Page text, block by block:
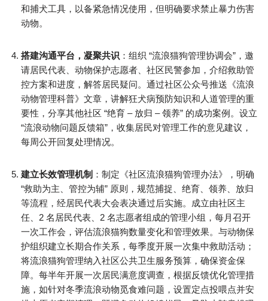
和捕犬工具，以备紧急情况使用，但明确要求禁止暴力伤害
动物。​
搭建沟通平台，凝聚共识 ：组织 “流浪猫狗管理协调会”，邀
请居民代表、动物保护志愿者、社区民警参加，介绍救助管
控方案和进度，解答居民疑问。通过社区公众号推送《流浪
动物管理科普》文章，讲解狂犬病预防知识和人道管理的重
要性，分享其他社区 “绝育 – 放归 – 领养” 的成功案例。设立
“流浪动物问题反馈箱”，收集居民对管理工作的意见建议，
每周公开回复处理情况。​
建立长效管理机制 ：制定《社区流浪猫狗管理办法》，明确
“救助为主、管控为辅” 原则，规范捕捉、绝育、领养、放归
等流程，经居民代表大会表决通过后实施。成立由社区主
任、2 名居民代表、2 名志愿者组成的管理小组，每月召开
一次工作会，评估流浪猫狗数量变化和管理效果。与动物保
护组织建立长期合作关系，每季度开展一次集中救助活动；
将流浪猫狗管理纳入社区公共卫生服务预算，确保资金保
障。每半年开展一次居民满意度调查，根据反馈优化管理措
施，如针对冬季流浪动物觅食难问题，设置定点投喂点并安